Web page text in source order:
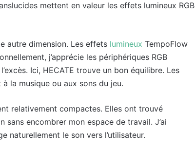
mettent en valeur les effets lumineux RGB
autre dimension. Les effets lumineux TempoFlow
j’apprécie les périphériques RGB
Ici, HECATE trouve un bon équilibre. Les
la musique ou aux sons du jeu.
relativement compactes. Elles ont trouvé
encombrer mon espace de travail. J’ai
naturellement le son vers l’utilisateur.